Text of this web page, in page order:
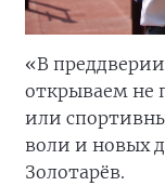
«В
открываем не
или
воли и новых
Золотарёв.